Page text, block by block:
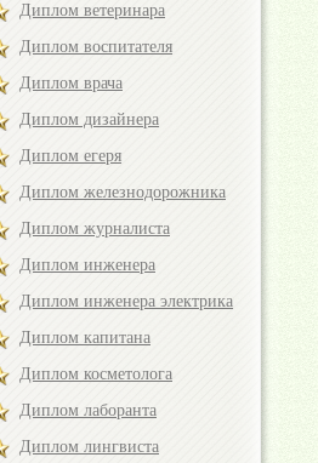
Диплом ветеринара
Диплом воспитателя
Диплом врача
Диплом дизайнера
Диплом егеря
Диплом железнодорожника
Диплом журналиста
Диплом инженера
Диплом инженера электрика
Диплом капитана
Диплом косметолога
Диплом лаборанта
Диплом лингвиста